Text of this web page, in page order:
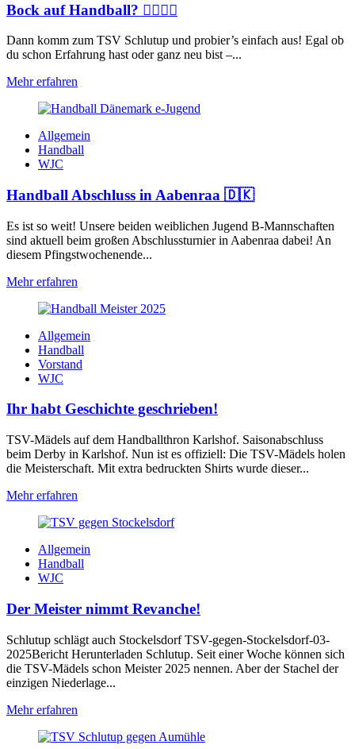
Bock auf Handball? 🤾‍♂️🤾‍♀️
Dann komm zum TSV Schlutup und probier’s einfach aus! Egal ob
du schon Erfahrung hast oder ganz neu bist –...
Mehr erfahren
Allgemein
Handball
WJC
Handball Abschluss in Aabenraa 🇩🇰
Es ist so weit! Unsere beiden weiblichen Jugend B-Mannschaften
sind aktuell beim großen Abschlussturnier in Aabenraa dabei! An
diesem Pfingstwochenende...
Mehr erfahren
Allgemein
Handball
Vorstand
WJC
Ihr habt Geschichte geschrieben!
TSV-Mädels auf dem Handballthron Karlshof. Saisonabschluss
beim Derby in Karlshof. Nun ist es offiziell: Die TSV-Mädels holen
die Meisterschaft. Mit extra bedruckten Shirts wurde dieser...
Mehr erfahren
Allgemein
Handball
WJC
Der Meister nimmt Revanche!
Schlutup schlägt auch Stockelsdorf TSV-gegen-Stockelsdorf-03-
2025Bericht Herunterladen Schlutup. Seit einer Woche können sich
die TSV-Mädels schon Meister 2025 nennen. Aber der Stachel der
einzigen Niederlage...
Mehr erfahren